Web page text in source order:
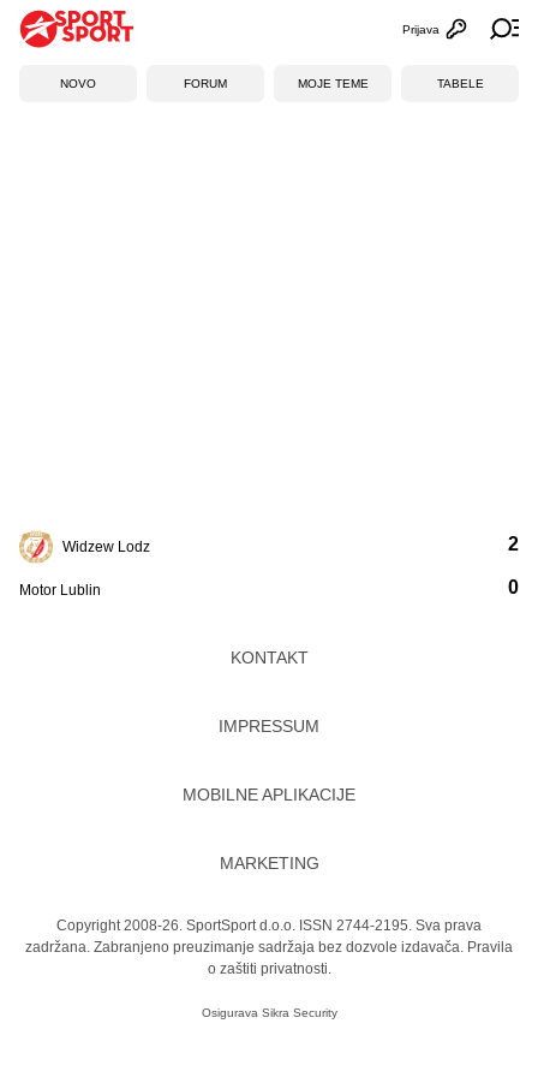
Otvori
Prijava
NOVO FORUM MOJE TEME TABELE
Widzew Lodz
Motor Lublin
2
0
KONTAKT
IMPRESSUM
MOBILNE APLIKACIJE
MARKETING
Copyright 2008-26. SportSport d.o.o. ISSN 2744-2195. Sva prava
zadržana. Zabranjeno preuzimanje sadržaja bez dozvole izdavača. Pravila
o zaštiti privatnosti.
Osigurava Sikra Security